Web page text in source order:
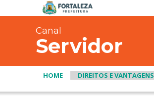
Canal
Servidor
HOME DIREITOS E VANTAGENS